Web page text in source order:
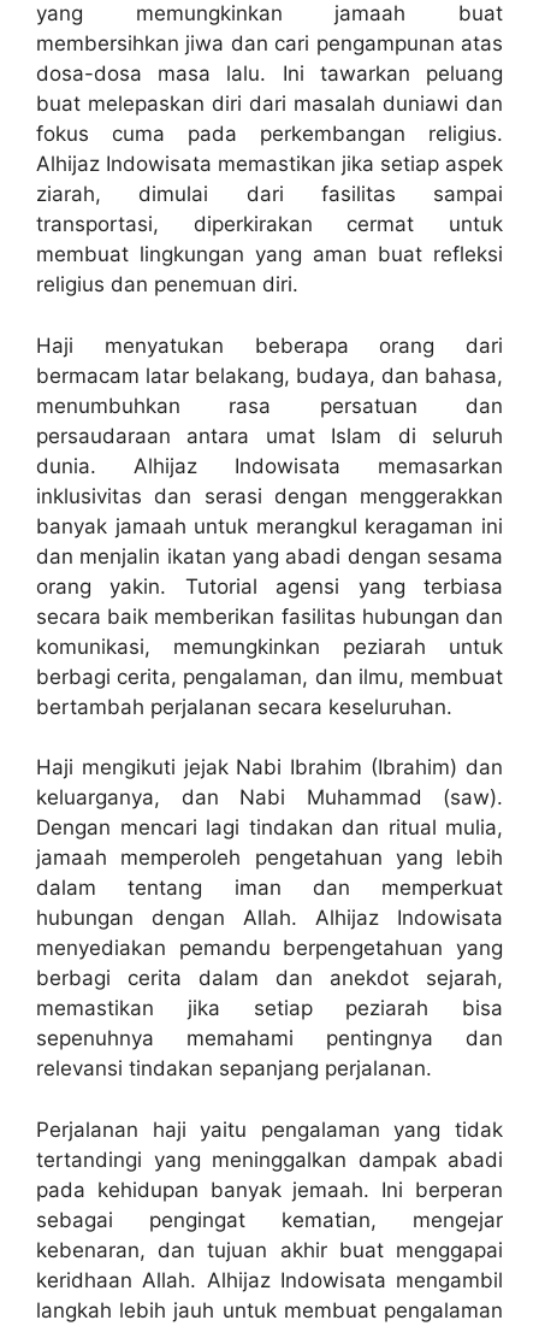
yang memungkinkan jamaah buat
membersihkan jiwa dan cari pengampunan atas
dosa-dosa masa lalu. Ini tawarkan peluang
buat melepaskan diri dari masalah duniawi dan
fokus cuma pada perkembangan religius.
Alhijaz Indowisata memastikan jika setiap aspek
ziarah, dimulai dari fasilitas sampai
transportasi, diperkirakan cermat untuk
membuat lingkungan yang aman buat refleksi
religius dan penemuan diri.
Haji menyatukan beberapa orang dari
bermacam latar belakang, budaya, dan bahasa,
menumbuhkan rasa persatuan dan
persaudaraan antara umat Islam di seluruh
dunia. Alhijaz Indowisata memasarkan
inklusivitas dan serasi dengan menggerakkan
banyak jamaah untuk merangkul keragaman ini
dan menjalin ikatan yang abadi dengan sesama
orang yakin. Tutorial agensi yang terbiasa
secara baik memberikan fasilitas hubungan dan
komunikasi, memungkinkan peziarah untuk
berbagi cerita, pengalaman, dan ilmu, membuat
bertambah perjalanan secara keseluruhan.
Haji mengikuti jejak Nabi Ibrahim (Ibrahim) dan
keluarganya, dan Nabi Muhammad (saw).
Dengan mencari lagi tindakan dan ritual mulia,
jamaah memperoleh pengetahuan yang lebih
dalam tentang iman dan memperkuat
hubungan dengan Allah. Alhijaz Indowisata
menyediakan pemandu berpengetahuan yang
berbagi cerita dalam dan anekdot sejarah,
memastikan jika setiap peziarah bisa
sepenuhnya memahami pentingnya dan
relevansi tindakan sepanjang perjalanan.
Perjalanan haji yaitu pengalaman yang tidak
tertandingi yang meninggalkan dampak abadi
pada kehidupan banyak jemaah. Ini berperan
sebagai pengingat kematian, mengejar
kebenaran, dan tujuan akhir buat menggapai
keridhaan Allah. Alhijaz Indowisata mengambil
langkah lebih jauh untuk membuat pengalaman